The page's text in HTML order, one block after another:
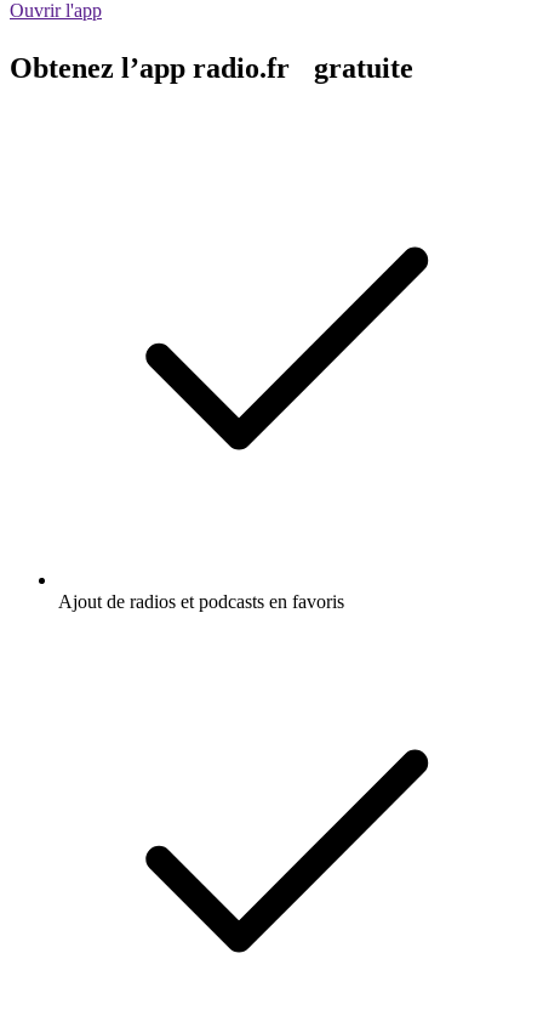
Ouvrir l'app
Obtenez l’app radio.fr gratuite
Ajout de radios et podcasts en favoris